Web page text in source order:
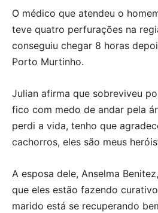
O médico que atendeu o
teve quatro perfurações na
conseguiu chegar 8 horas
Porto Murtinho.
Julian afirma que sobreviveu
fico com medo de andar pela
perdi a vida, tenho que
cachorros, eles são meus
A esposa dele, Anselma
que eles estão fazendo
marido está se recuperando